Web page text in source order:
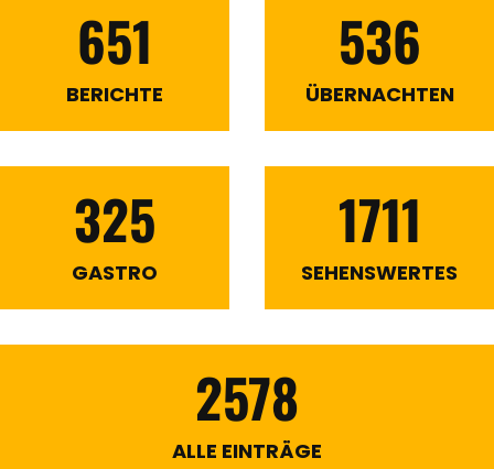
651
BERICHTE
536
ÜBERNACHTEN
325
GASTRO
1711
SEHENSWERTES
2578
ALLE EINTRÄGE